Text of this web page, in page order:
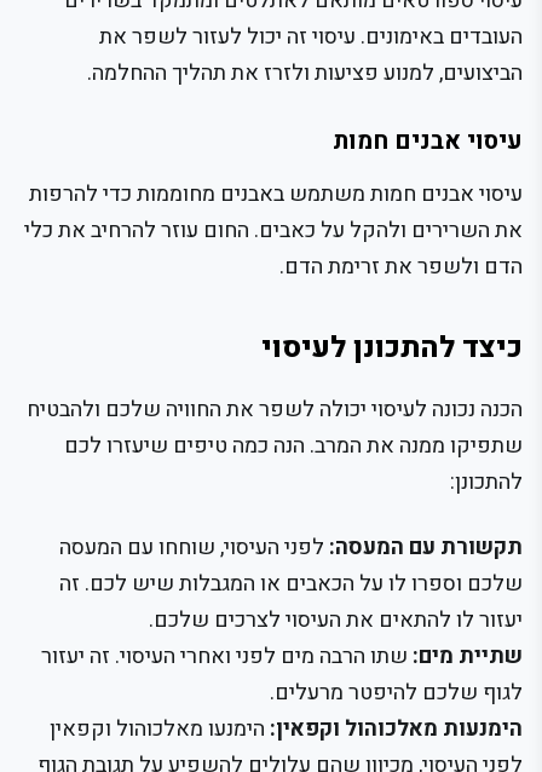
העובדים באימונים. עיסוי זה יכול לעזור לשפר את
הביצועים, למנוע פציעות ולזרז את תהליך ההחלמה.
עיסוי אבנים חמות
עיסוי אבנים חמות משתמש באבנים מחוממות כדי להרפות
את השרירים ולהקל על כאבים. החום עוזר להרחיב את כלי
הדם ולשפר את זרימת הדם.
כיצד להתכונן לעיסוי
הכנה נכונה לעיסוי יכולה לשפר את החוויה שלכם ולהבטיח
שתפיקו ממנה את המרב. הנה כמה טיפים שיעזרו לכם
להתכונן:
תקשורת עם המעסה: לפני העיסוי, שוחחו עם המעסה
שלכם וספרו לו על הכאבים או המגבלות שיש לכם. זה
יעזור לו להתאים את העיסוי לצרכים שלכם.
שתיית מים: שתו הרבה מים לפני ואחרי העיסוי. זה יעזור
לגוף שלכם להיפטר מרעלים.
הימנעות מאלכוהול וקפאין: הימנעו מאלכוהול וקפאין
לפני העיסוי, מכיוון שהם עלולים להשפיע על תגובת הגוף